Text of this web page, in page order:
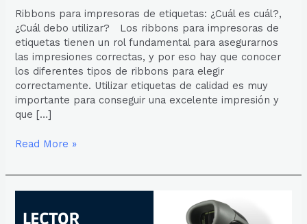
Ribbons para impresoras de etiquetas: ¿Cuál es cuál?,
¿Cuál debo utilizar? Los ribbons para impresoras de
etiquetas tienen un rol fundamental para asegurarnos
las impresiones correctas, y por eso hay que conocer
los diferentes tipos de ribbons para elegir
correctamente. Utilizar etiquetas de calidad es muy
importante para conseguir una excelente impresión y
que […]
Read More »
COLOCAR